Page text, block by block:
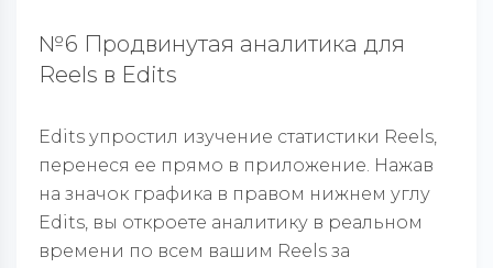
№6 Продвинутая аналитика для
Reels в Edits
Edits упростил изучение статистики Reels,
перенеся ее прямо в приложение. Нажав
на значок графика в правом нижнем углу
Edits, вы откроете аналитику в реальном
времени по всем вашим Reels за